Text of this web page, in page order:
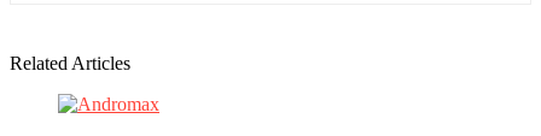
Related Articles